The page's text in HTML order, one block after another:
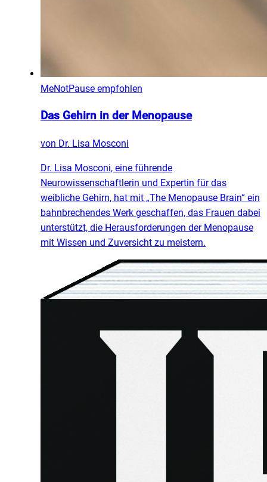
MeNotPause empfohlen
Das Gehirn in der Menopause
von Dr. Lisa Mosconi
Dr. Lisa Mosconi, eine führende
Neurowissenschaftlerin und Expertin für das
weibliche Gehirn, hat mit „The Menopause Brain“ ein
bahnbrechendes Werk geschaffen, das Frauen dabei
unterstützt, die Herausforderungen der Menopause
mit Wissen und Zuversicht zu meistern.